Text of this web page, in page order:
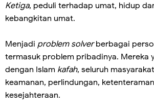
Ketiga, peduli terhadap umat, hidup
kebangkitan umat.
Menjadi problem solverberbagai
termasuk problem pribadinya. Mereka
dengan Islam kafah, seluruh
keamanan, perlindungan,
kesejahteraan.